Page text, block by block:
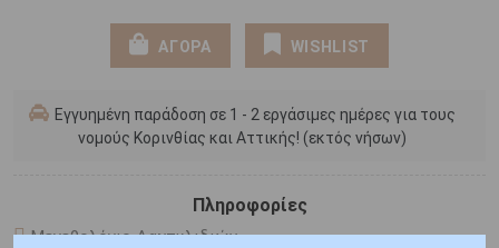
ΑΓΟΡΑ WISHLIST
Εγγυημένη παράδοση σε 1 - 2 εργάσιμες ημέρες για τους
νομούς Κορινθίας και Αττικής! (εκτός νήσων)
Πληροφορίες
Μεγεθολόγιο Δαχτυλιδιών